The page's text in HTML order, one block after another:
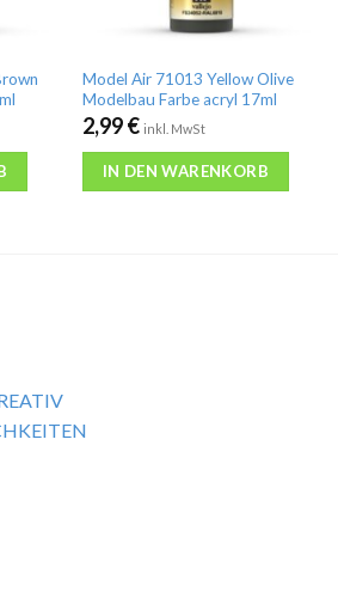
Model Air 71013 Yellow Olive
Modelbau Farbe acryl 17ml
2,99€ inkl. MwSt
IN DEN WARENKORB